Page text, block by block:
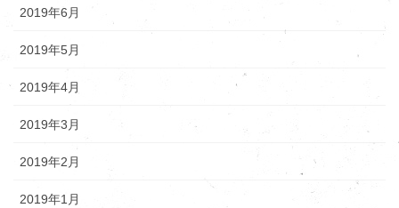
2019年6月
2019年5月
2019年4月
2019年3月
2019年2月
2019年1月